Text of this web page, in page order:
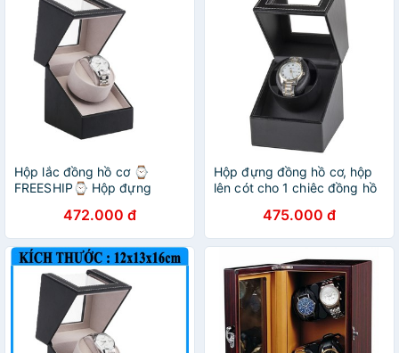
Hộp lắc đồng hồ cơ ⌚
FREESHIP⌚ Hộp đựng
472.000 đ
Hộp đựng đồng hồ cơ, hộp
lên cót cho 1 chiêc đồng hồ
475.000 đ